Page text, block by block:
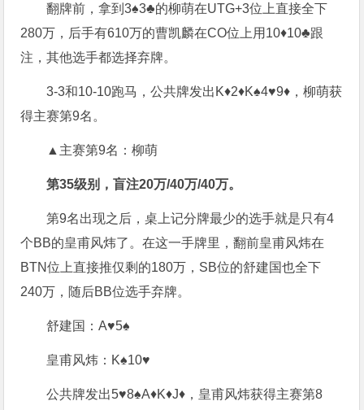
翻牌前，拿到3♠3♣的柳萌在UTG+3位上直接全下
280万，后手有610万的曹凯麟在CO位上用10♦10♣跟
注，其他选手都选择弃牌。
3-3和10-10跑马，公共牌发出K♦2♦K♠4♥9♦，柳萌获
得主赛第9名。
▲主赛第9名：柳萌
第35级别，盲注20万/40万/40万。
第9名出现之后，桌上记分牌最少的选手就是只有4
个BB的皇甫风炜了。在这一手牌里，翻前皇甫风炜在
BTN位上直接推仅剩的180万，SB位的舒建国也全下
240万，随后BB位选手弃牌。
舒建国：A♥5♠
皇甫风炜：K♠10♥
公共牌发出5♥8♠A♦K♦J♦，皇甫风炜获得主赛第8